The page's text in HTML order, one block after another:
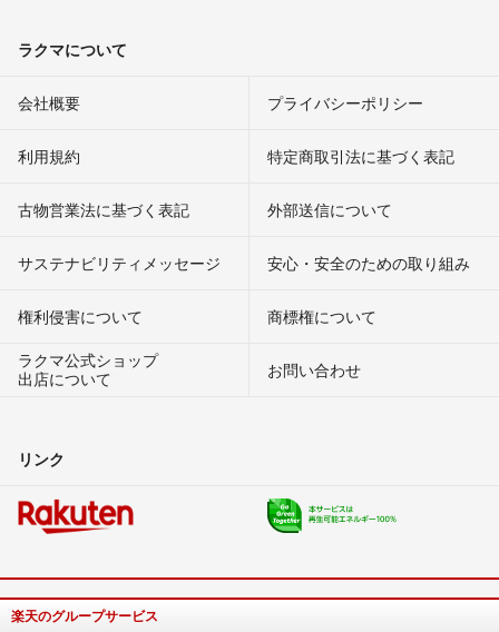
ラクマについて
会社概要 プライバシーポリシー
利用規約 特定商取引法に基づく表記
古物営業法に基づく表記 外部送信について
サステナビリティメッセージ 安心・安全のための取り組み
権利侵害について
商標権について
ラクマ公式ショップ
出店について
お問い合わせ
リンク
楽天のグループサービス